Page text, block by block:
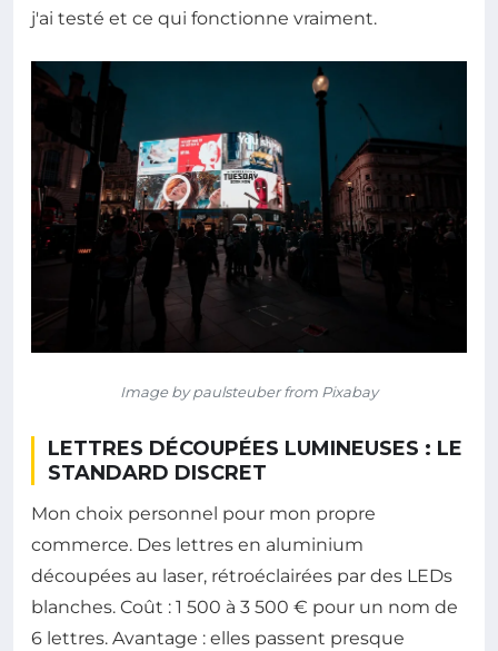
j'ai testé et ce qui fonctionne vraiment.
Image by paulsteuber from Pixabay
LETTRES DÉCOUPÉES LUMINEUSES : LE
STANDARD DISCRET
Mon choix personnel pour mon propre
commerce. Des lettres en aluminium
découpées au laser, rétroéclairées par des LEDs
blanches. Coût : 1 500 à 3 500 € pour un nom de
6 lettres. Avantage : elles passent presque